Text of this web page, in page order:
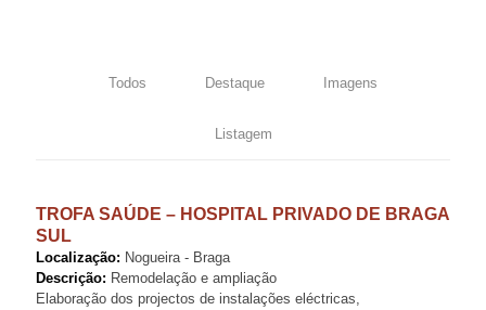
Todos Destaque Imagens
Listagem
TROFA SAÚDE – HOSPITAL PRIVADO DE BRAGA
SUL
Localização: Nogueira - Braga
Descrição: Remodelação e ampliação
Elaboração dos projectos de instalações eléctricas,